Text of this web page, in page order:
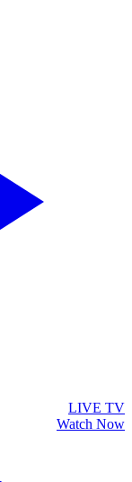
LIVE TV
Watch Now